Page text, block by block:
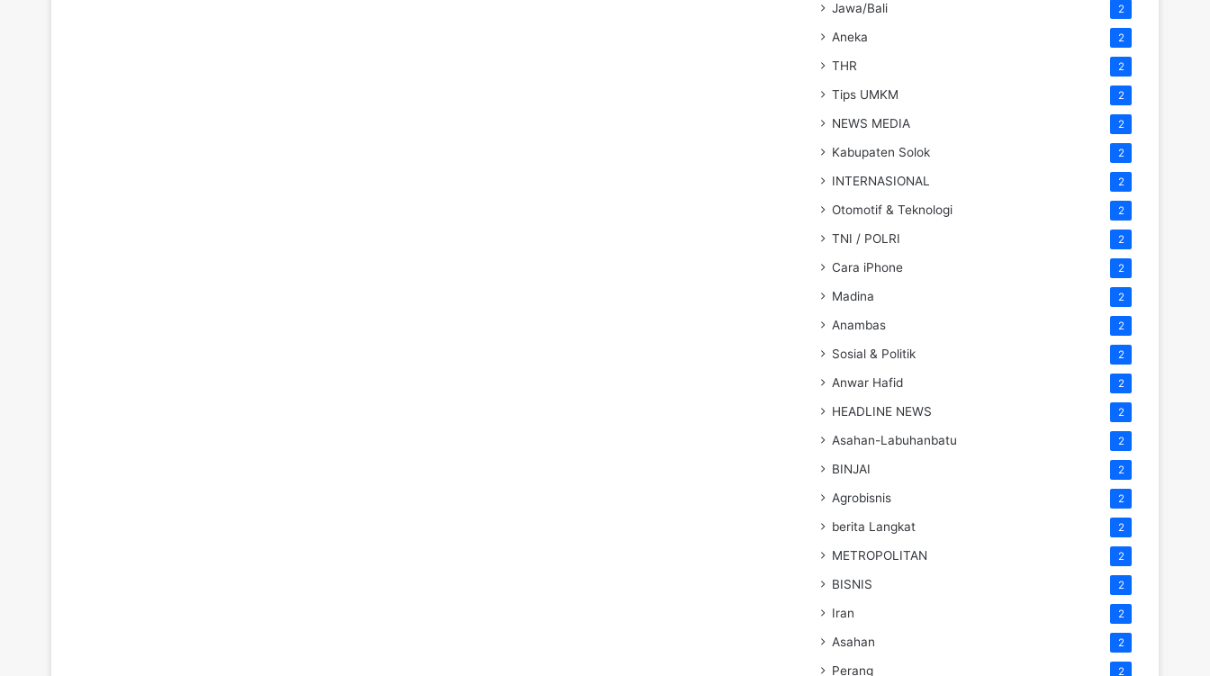
Jawa/Bali 2
Aneka 2
THR 2
Tips UMKM 2
NEWS MEDIA 2
Kabupaten Solok 2
INTERNASIONAL 2
Otomotif & Teknologi 2
TNI / POLRI 2
Cara iPhone 2
Madina 2
Anambas 2
Sosial & Politik 2
Anwar Hafid 2
HEADLINE NEWS 2
Asahan-Labuhanbatu 2
BINJAI 2
Agrobisnis 2
berita Langkat 2
METROPOLITAN 2
BISNIS 2
Iran 2
Asahan 2
Perang 2